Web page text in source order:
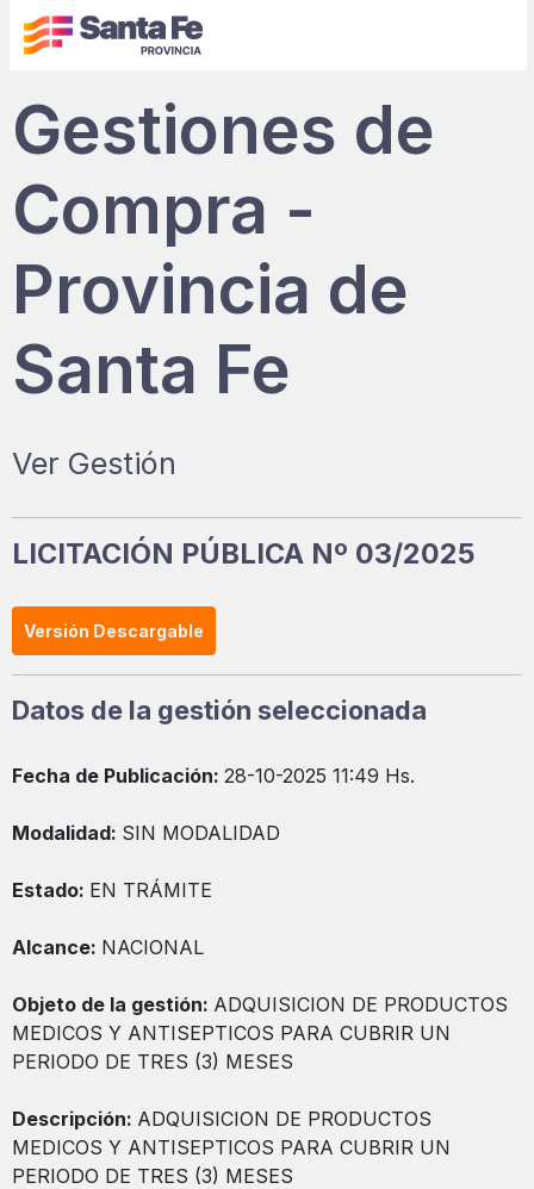
Gestiones de
Compra -
Provincia de
Santa Fe
Ver Gestión
LICITACIÓN PÚBLICA Nº 03/2025
Versión Descargable
Datos de la gestión seleccionada
Fecha de Publicación: 28-10-2025 11:49 Hs.
Modalidad: SIN MODALIDAD
Estado: EN TRÁMITE
Alcance: NACIONAL
Objeto de la gestión: ADQUISICION DE PRODUCTOS
MEDICOS Y ANTISEPTICOS PARA CUBRIR UN
PERIODO DE TRES (3) MESES
Descripción: ADQUISICION DE PRODUCTOS
MEDICOS Y ANTISEPTICOS PARA CUBRIR UN
PERIODO DE TRES (3) MESES